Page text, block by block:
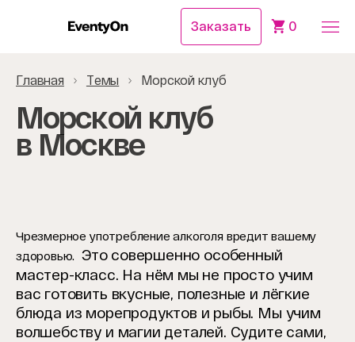
Заказать 0
Главная Темы Морской клуб
Морской клуб
в Москве
Чрезмерное употребление алкоголя вредит вашему
здоровью. Это совершенно особенный
мастер-класс. На нём мы не просто учим
вас готовить вкусные, полезные и лёгкие
блюда из морепродуктов и рыбы. Мы учим
волшебству и магии деталей. Судите сами,